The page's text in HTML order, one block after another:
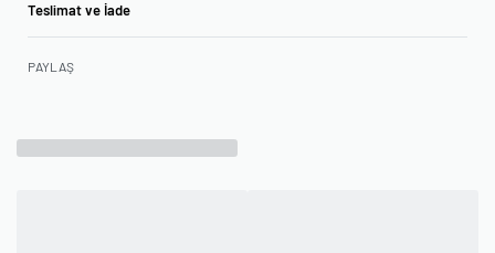
Teslimat ve İade
PAYLAŞ